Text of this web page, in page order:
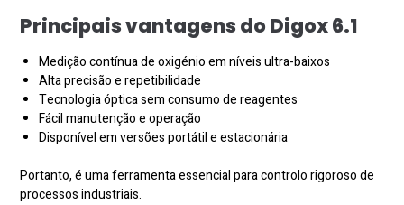
Principais vantagens do Digox 6.1
Medição contínua de oxigénio em níveis ultra-baixos
Alta precisão e repetibilidade
Tecnologia óptica sem consumo de reagentes
Fácil manutenção e operação
Disponível em versões portátil e estacionária
Portanto, é uma ferramenta essencial para controlo rigoroso de
processos industriais.